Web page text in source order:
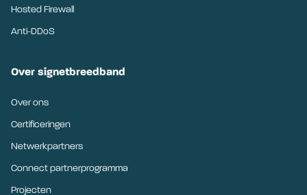
Hosted Firewall
Anti-DDoS
Over signetbreedband
Over ons
Certificeringen
Netwerkpartners
Connect partnerprogramma
Projecten